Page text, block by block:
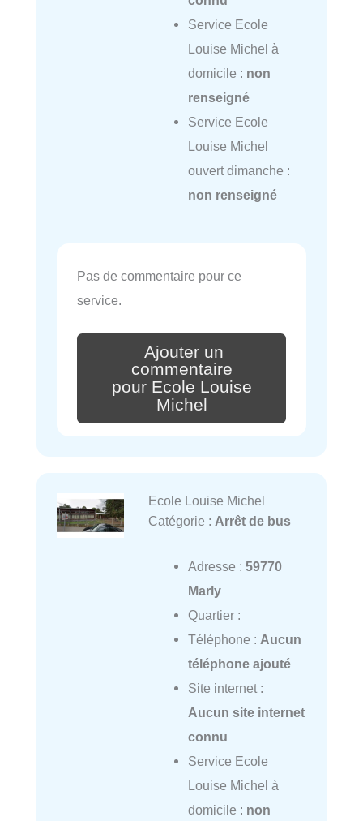
Service Ecole
Louise Michel à
domicile : non
renseigné
Service Ecole
Louise Michel
ouvert dimanche :
non renseigné
Pas de commentaire pour ce
service.
Ajouter un
commentaire
pour Ecole Louise
Michel
Ecole Louise Michel
Catégorie : Arrêt de bus
Adresse : 59770
Marly
Quartier :
Téléphone : Aucun
téléphone ajouté
Site internet :
Aucun site internet
connu
Service Ecole
Louise Michel à
domicile : non